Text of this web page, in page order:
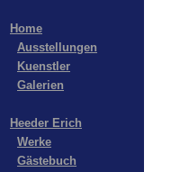
Home
Ausstellungen
Kuenstler
Galerien
Heeder Erich
Werke
Gästebuch